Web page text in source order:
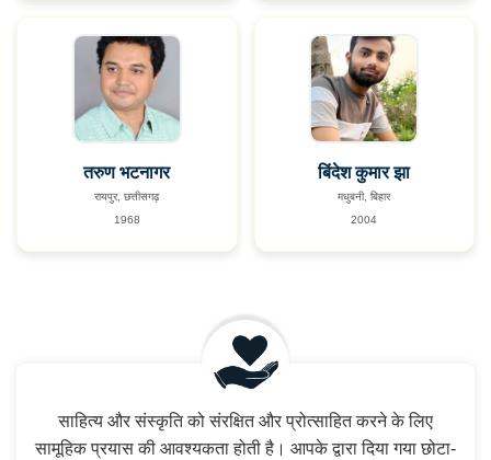
तरुण भटनागर
रायपुर, छत्तीसगढ़
1968
बिंदेश कुमार झा
मधुबनी, बिहार
2004
साहित्य और संस्कृति को संरक्षित और प्रोत्साहित करने के लिए
सामूहिक प्रयास की आवश्यकता होती है। आपके द्वारा दिया गया छोटा-